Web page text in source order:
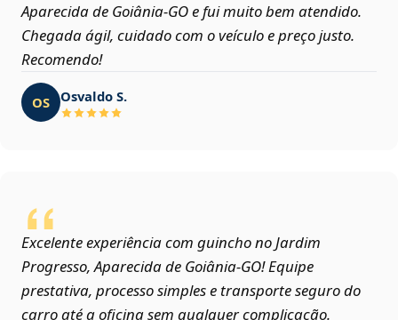
Aparecida de Goiânia‑GO e fui muito bem atendido.
Chegada ágil, cuidado com o veículo e preço justo.
Recomendo!
OS Osvaldo S.
Excelente experiência com guincho no Jardim
Progresso, Aparecida de Goiânia‑GO! Equipe
prestativa, processo simples e transporte seguro do
carro até a oficina sem qualquer complicação.